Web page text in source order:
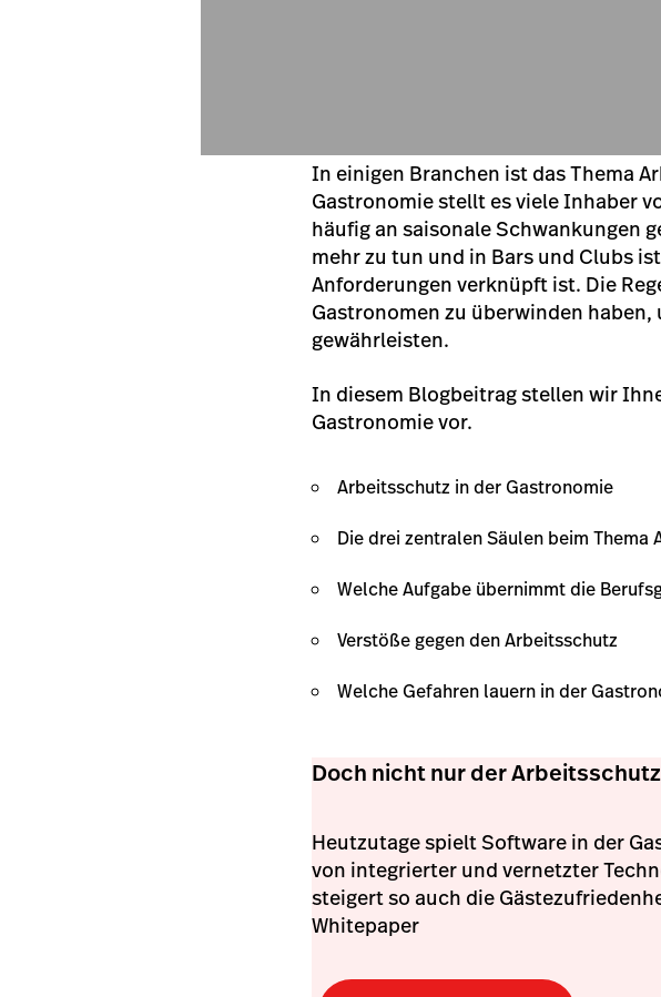
In einigen Branchen ist das Thema
Gastronomie stellt es viele Inhaber
häufig an saisonale Schwankungen
mehr zu tun und in Bars und Clubs
Anforderungen verknüpft ist. Die
Gastronomen zu überwinden
gewährleisten.
In diesem Blogbeitrag stellen wir
Gastronomie vor.
Arbeitsschutz in der Gastronomie
Die drei zentralen Säulen beim Thema
Welche Aufgabe übernimmt die
Verstöße gegen den Arbeitsschutz
Welche Gefahren lauern in der
Doch nicht nur der
Heutzutage spielt Software in der
von integrierter und vernetzter
steigert so auch die
Whitepaper